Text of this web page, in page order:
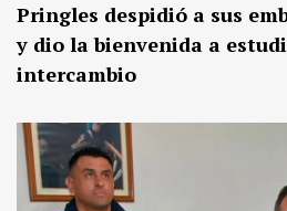
Pringles despidió a sus
y dio la bienvenida a
intercambio